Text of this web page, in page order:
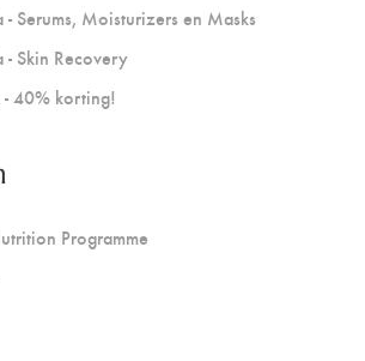
- Serums, Moisturizers en Masks
- Skin Recovery
- 40% korting!
Programme